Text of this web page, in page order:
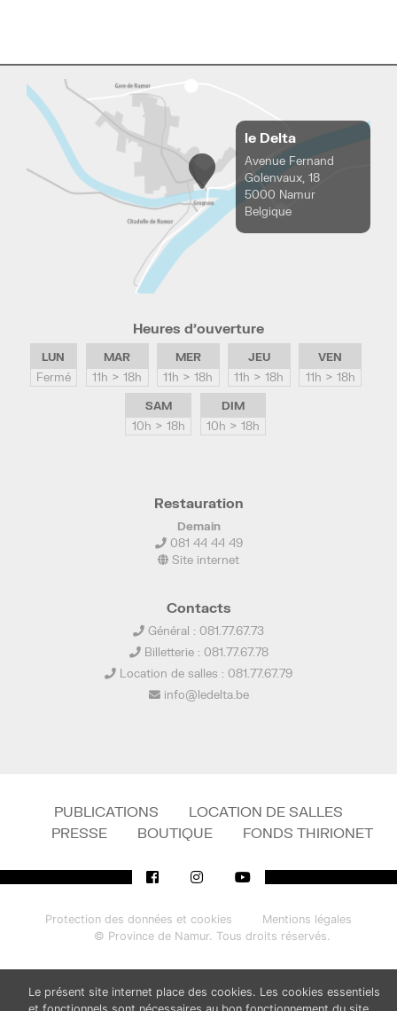
le Delta
Avenue Fernand
Golenvaux, 18
5000 Namur
Belgique
Heures d’ouverture
LUN
Fermé
MAR
11h > 18h
MER
11h > 18h
JEU
11h > 18h
VEN
11h > 18h
SAM
10h > 18h
DIM
10h > 18h
Restauration
Demain
081 44 44 49
Site internet
Contacts
Général : 081.77.67.73
Billetterie : 081.77.67.78
Location de salles : 081.77.67.79
info@ledelta.be
PUBLICATIONS
LOCATION DE SALLES
PRESSE
BOUTIQUE FONDS THIRIONET
Protection des données et cookies
Mentions légales
© Province de Namur. Tous droits réservés.
Le présent site internet place des cookies. Les cookies essentiels